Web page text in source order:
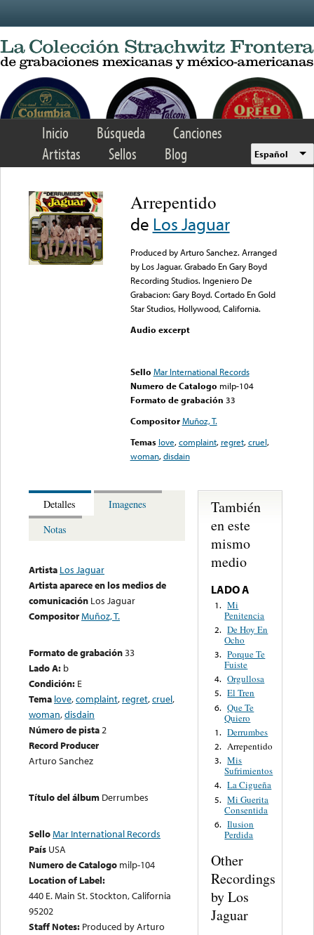
Inicio Búsqueda
Canciones
Artistas
Sellos Blog Español
Arrepentido
de Los Jaguar
Produced by Arturo Sanchez. Arranged
by Los Jaguar. Grabado En Gary Boyd
Recording Studios. Ingeniero De
Grabacion: Gary Boyd. Cortado En Gold
Star Studios, Hollywood, California.
Audio excerpt
Sello Mar International Records
Numero de Catalogo milp-104
Formato de grabación 33
Compositor Muñoz, T.
Temas love,complaint, regret,cruel,
woman,disdain
Detalles
Imagenes
Notas
Artista Los Jaguar
Artista aparece en los medios de
comunicación Los Jaguar
CompositorMuñoz, T.
Formato de grabación33
Lado A: b
Condición: E
Tema love,complaint, regret,cruel,
woman,disdain
Número de pista2
Record Producer
Arturo Sanchez
Título del álbum Derrumbes
SelloMar International Records
País USA
Numero de Catalogo milp-104
Location of Label:
440 E. Main St. Stockton, California
95202
Staff Notes: Produced by Arturo
También
en este
mismo
medio
LADO A
1. Mi
Penitencia
2. De Hoy En
Ocho
3. Porque Te
Fuiste
4. Orgullosa
5. El Tren
6. Que Te
Quiero
1. Derrumbes
2. Arrepentido
3. Mis
Sufrimientos
4. La Cigueña
5. Mi Guerita
Consentida
6. Ilusion
Perdida
Other
Recordings
by Los
Jaguar